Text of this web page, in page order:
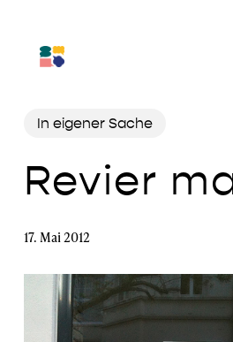
In eigener Sache
Revier
17. Mai 2012